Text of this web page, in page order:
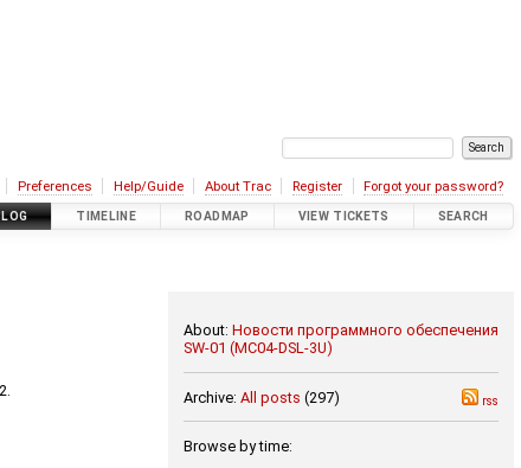
Preferences Help/Guide About Trac Register Forgot your password?
TIMELINE ROADMAP VIEW TICKETS SEARCH
About: Новости программного обеспечения
SW-01 (MC04-DSL-3U)
rss
Archive: All posts (297)
Browse by time: